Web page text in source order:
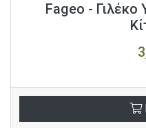
Fageo - Γιλέκο